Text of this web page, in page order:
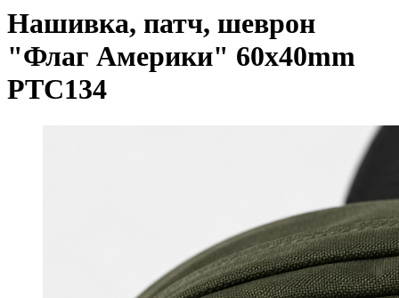
Нашивка, патч, шеврон
"Флаг Америки" 60x40mm
PTC134